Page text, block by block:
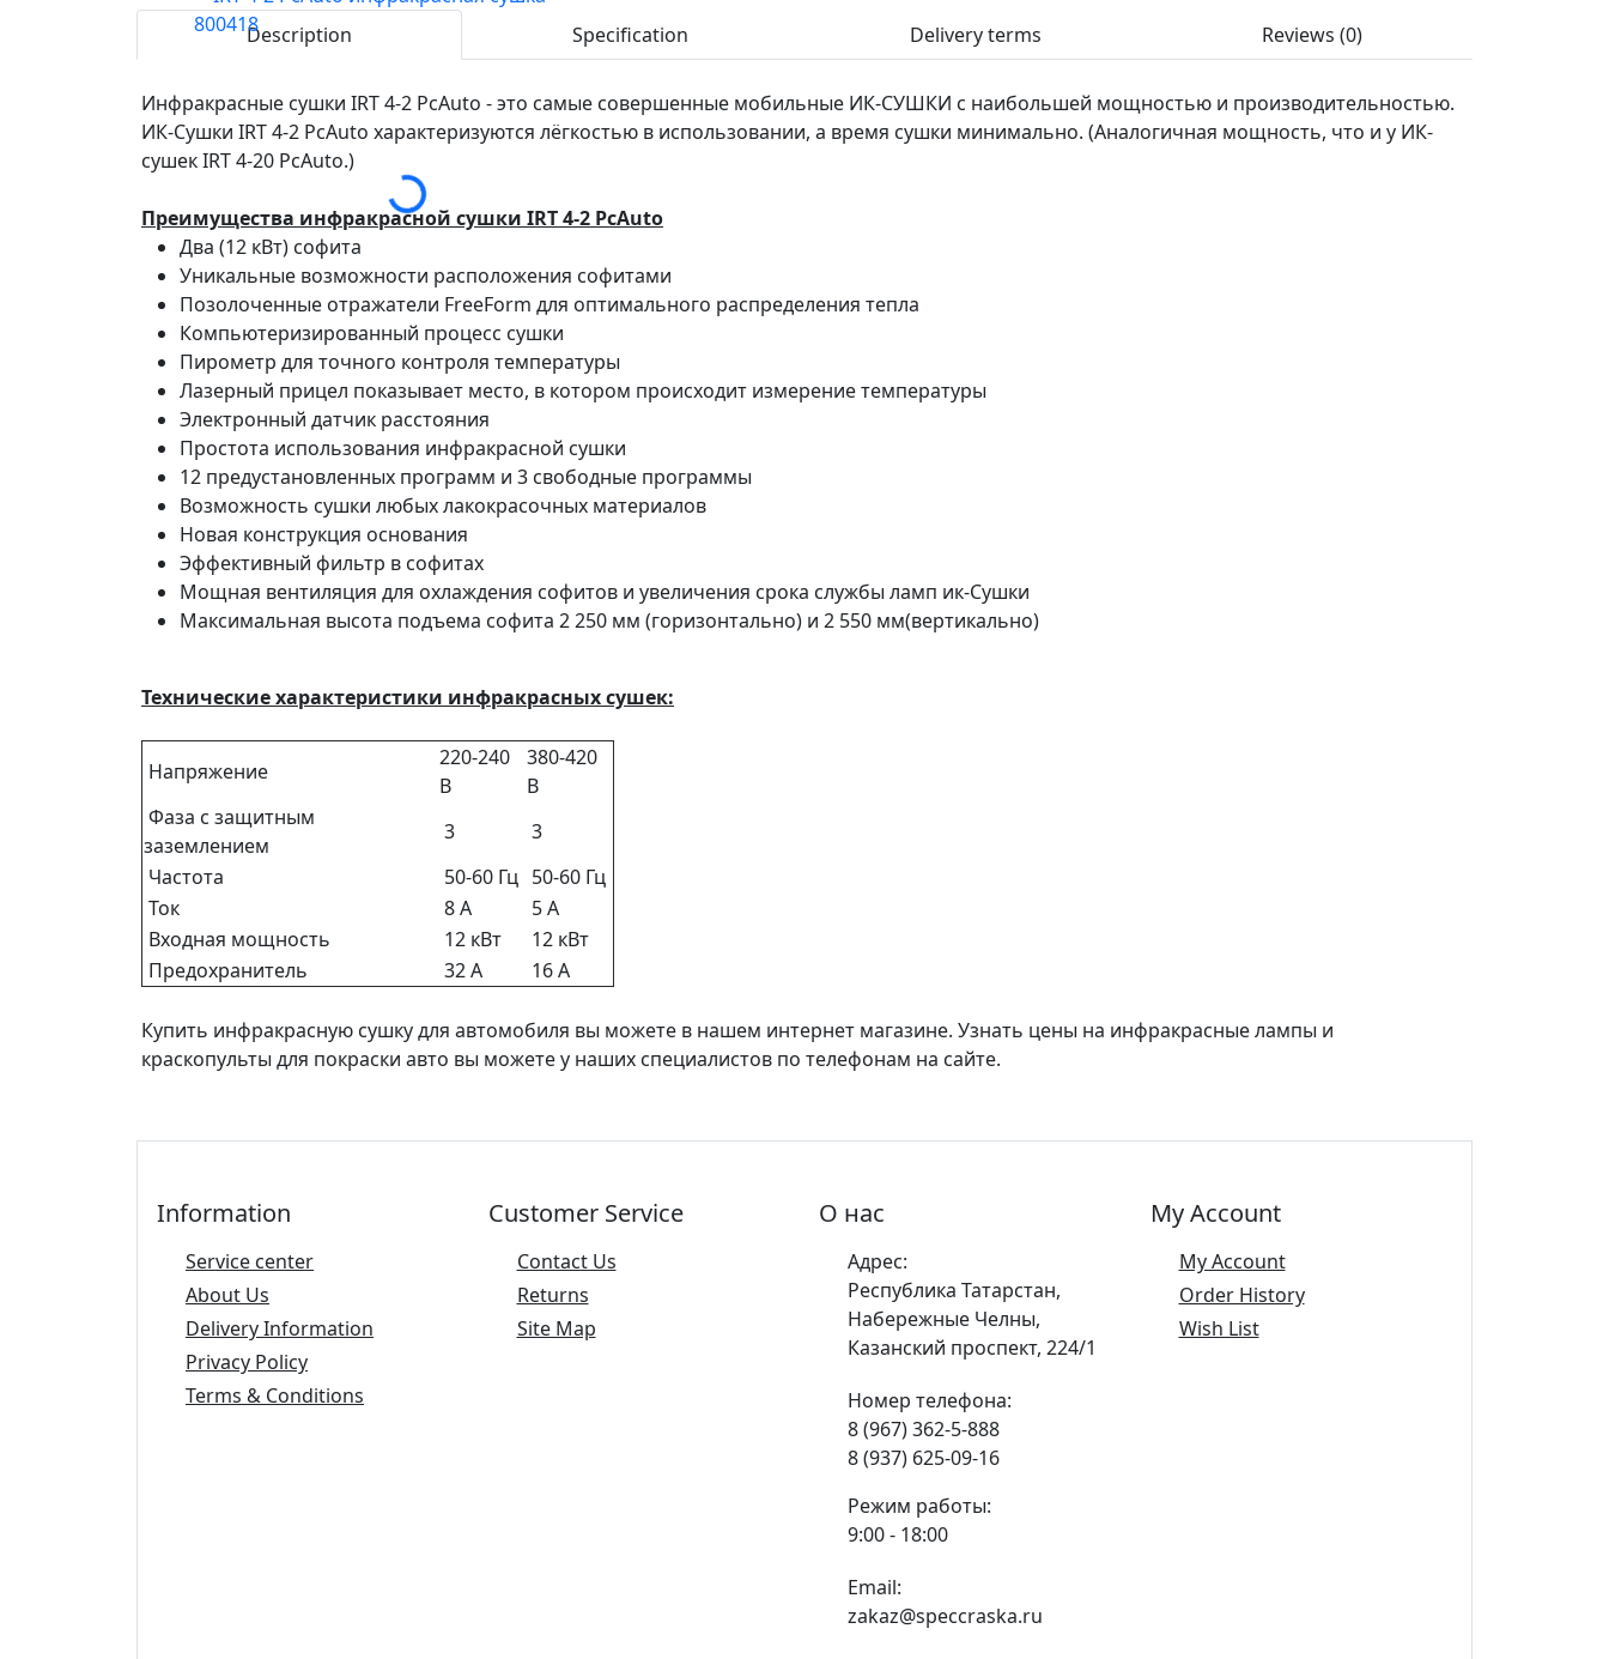
Description Specification Delivery terms Reviews (0)
Инфракрасные сушки IRT 4-2 PcAuto - это самые совершенные мобильные ИК-СУШКИ с наибольшей мощностью и производительностью.
ИК-Сушки IRT 4-2 PcAuto характеризуются лёгкостью в использовании, а время сушки минимально. (Аналогичная мощность, что и у ИК-
сушек IRT 4-20 PcAuto.)
Преимущества инфракрасной сушки IRT 4-2 PcAuto
Два (12 кВт) софита
Уникальные возможности расположения софитами
Позолоченные отражатели FreeForm для оптимального распределения тепла
Компьютеризированный процесс сушки
Пирометр для точного контроля температуры
Лазерный прицел показывает место, в котором происходит измерение температуры
Электронный датчик расстояния
Простота использования инфракрасной сушки
12 предустановленных программ и 3 свободные программы
Возможность сушки любых лакокрасочных материалов
Новая конструкция основания
Эффективный фильтр в софитах
Мощная вентиляция для охлаждения софитов и увеличения срока службы ламп ик-Сушки
Максимальная высота подъема софита 2 250 мм (горизонтально) и 2 550 мм(вертикально)
Технические характеристики инфракрасных сушек:
Напряжение
220-240
В
380-420
В
Фаза с защитным
заземлением
3
3
Частота
50-60 Гц 50-60 Гц
Ток
8 А
5 А
Входная мощность
12 кВт
12 кВт
Предохранитель
32 А 16 А
Купить инфракрасную сушку для автомобиля вы можете в нашем интернет магазине. Узнать цены на инфракрасные лампы и
краскопульты для покраски авто вы можете у наших специалистов по телефонам на сайте.
Information
Service center
About Us
Delivery Information
Privacy Policy
Terms & Conditions
Customer Service
Contact Us
Returns
Site Map
О нас
Адрес:
Республика Татарстан,
Набережные Челны,
Казанский проспект, 224/1
Номер телефона:
8 (967) 362-5-888
8 (937) 625-09-16
Режим работы:
9:00 - 18:00
Email:
zakaz@speccraska.ru
My Account
My Account
Order History
Wish List